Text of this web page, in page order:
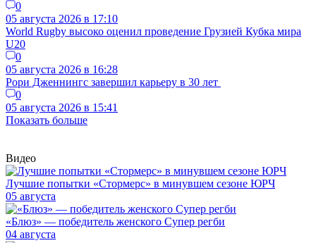
0
05 августа 2026 в 17:10
World Rugby высоко оценил проведение Грузией Кубка мира
U20
0
05 августа 2026 в 16:28
Рори Дженнингс завершил карьеру в 30 лет
0
05 августа 2026 в 15:41
Показать больше
Видео
Лучшие попытки «Стормерс» в минувшем сезоне ЮРЧ
05 августа
«Блюз» — победитель женского Супер регби
04 августа